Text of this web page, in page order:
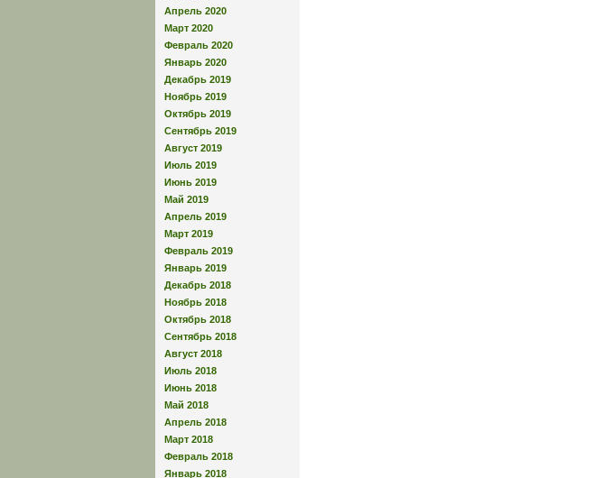
Апрель 2020
Март 2020
Февраль 2020
Январь 2020
Декабрь 2019
Ноябрь 2019
Октябрь 2019
Сентябрь 2019
Август 2019
Июль 2019
Июнь 2019
Май 2019
Апрель 2019
Март 2019
Февраль 2019
Январь 2019
Декабрь 2018
Ноябрь 2018
Октябрь 2018
Сентябрь 2018
Август 2018
Июль 2018
Июнь 2018
Май 2018
Апрель 2018
Март 2018
Февраль 2018
Январь 2018